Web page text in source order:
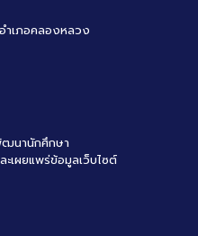
เภอคลองหลวง
นานักศึกษา
เผยแพร่ข้อมูลเว็บไซต์